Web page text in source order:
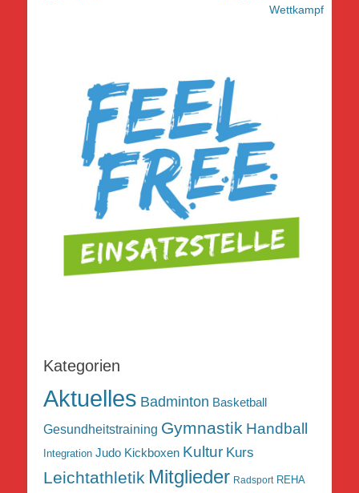
Wettkampf
Kategorien
Aktuelles Badminton Basketball
Gesundheitstraining Gymnastik Handball
Integration Judo Kickboxen Kultur Kurs
Leichtathletik Mitglieder Radsport REHA